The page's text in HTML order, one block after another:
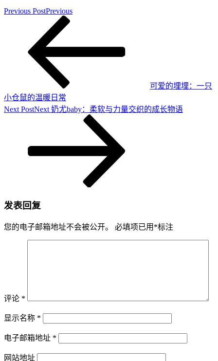
Previous PostPrevious
可爱的埋埋：一只
小仓鼠的温暖日常
Next PostNext 奶尤baby：柔软与力量交织的成长物语
发表回复
您的电子邮箱地址不会被公开。 必填项已用 *标注
评论 *
显示名称 *
电子邮箱地址 *
网站地址